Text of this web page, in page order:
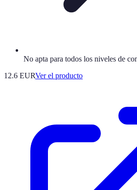
No apta para todos los niveles de
12.6 EURVer el producto